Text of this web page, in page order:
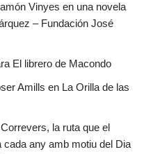
Vinyes en una novela
– Fundación José
El librero de Macondo
Amills en La Orilla de las
la ruta que el
any amb motiu del Dia